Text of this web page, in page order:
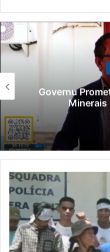
Governu
Minerais